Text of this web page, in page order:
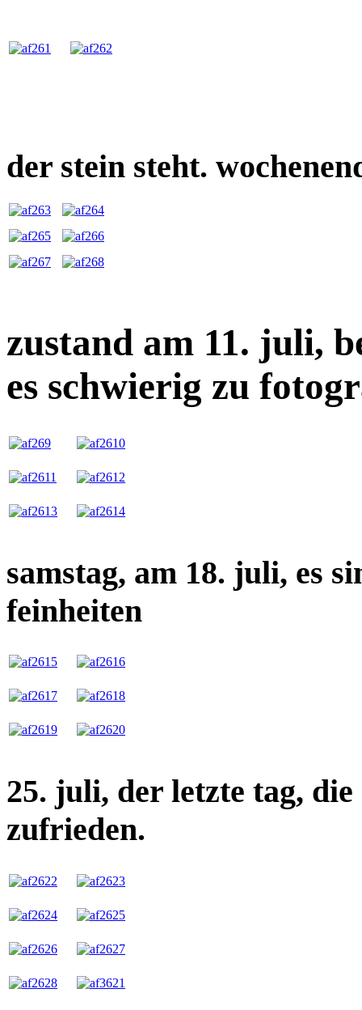
der stein steht.
zustand am 11. juli,
es schwierig zu
samstag, am 18. juli, es
feinheiten
25. juli, der letzte tag,
zufrieden.